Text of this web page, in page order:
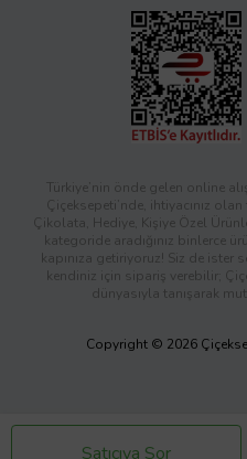
Satıcıya Sor
Türkiye’nin önde gelen online
Çiçeksepeti’nde, ihtiyacınız
Çikolata, Hediye, Kişiye Özel
kategoride aradığınız binlerce
kapınıza getiriyoruz! Siz de
kendiniz için sipariş verebilir;
dünyasıyla tanışarak
Copyright © 2026